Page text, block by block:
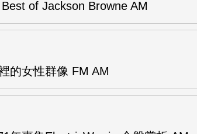
of Jackson Browne AM
的女性群像 FM AM